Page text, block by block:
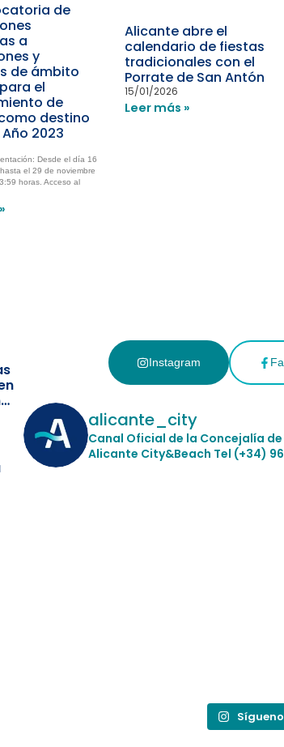
de
a
y
de ámbito
el
de
destino
2023
Desde el día 16
el 29 de noviembre
horas. Acceso al
Alicante abre el
calendario de fiestas
tradicionales con el
Porrate de San Antón
15/01/2026
Leer más »
Instagram
alicante_city
Canal Oficial de la Concejalía
Alicante City&Beach Tel (+34)